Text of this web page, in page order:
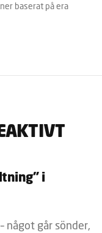
baserat på era
i
något går sönder,